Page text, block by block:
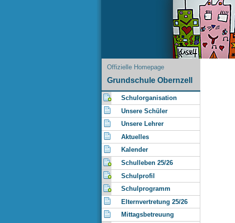
Offizielle Homepage
Grundschule Obernzell
Schulorganisation
Unsere Schüler
Unsere Lehrer
Aktuelles
Kalender
Schulleben 25/26
Schulprofil
Schulprogramm
Elternvertretung 25/26
Mittagsbetreuung